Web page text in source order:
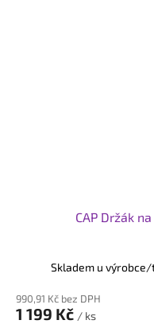
CAP Držák
Skladem u výrobce/
990,91 Kč bez DPH
1 199 Kč / ks